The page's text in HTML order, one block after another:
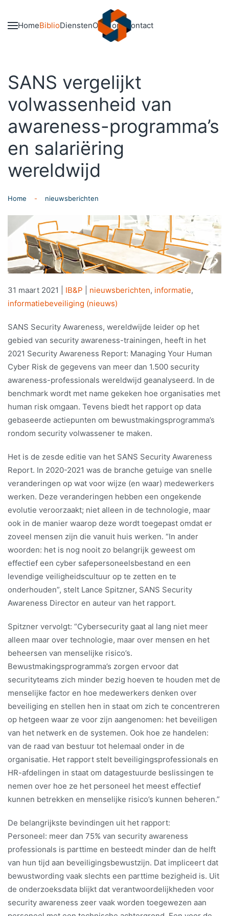
Skip to main content
HomeBiblioDienstenOver onsContact
SANS vergelijkt
volwassenheid van
awareness-programma’s
en salariëring
wereldwijd
Home nieuwsberichten
31 maart 2021 IB&P nieuwsberichten, informatie,
informatiebeveiliging (nieuws)
SANS Security Awareness, wereldwijde leider op het
gebied van security awareness-trainingen, heeft in het
2021 Security Awareness Report: Managing Your Human
Cyber Risk de gegevens van meer dan 1.500 security
awareness-professionals wereldwijd geanalyseerd. In de
benchmark wordt met name gekeken hoe organisaties met
human risk omgaan. Tevens biedt het rapport op data
gebaseerde actiepunten om bewustmakingsprogramma’s
rondom security volwassener te maken.
Het is de zesde editie van het SANS Security Awareness
Report. In 2020-2021 was de branche getuige van snelle
veranderingen op wat voor wijze (en waar) medewerkers
werken. Deze veranderingen hebben een ongekende
evolutie veroorzaakt; niet alleen in de technologie, maar
ook in de manier waarop deze wordt toegepast omdat er
zoveel mensen zijn die vanuit huis werken. “In ander
woorden: het is nog nooit zo belangrijk geweest om
effectief een cyber safepersoneelsbestand en een
levendige veiligheidscultuur op te zetten en te
onderhouden”, stelt Lance Spitzner, SANS Security
Awareness Director en auteur van het rapport.
Spitzner vervolgt: “Cybersecurity gaat al lang niet meer
alleen maar over technologie, maar over mensen en het
beheersen van menselijke risico’s.
Bewustmakingsprogramma’s zorgen ervoor dat
securityteams zich minder bezig hoeven te houden met de
menselijke factor en hoe medewerkers denken over
beveiliging en stellen hen in staat om zich te concentreren
op hetgeen waar ze voor zijn aangenomen: het beveiligen
van het netwerk en de systemen. Ook hoe ze handelen:
van de raad van bestuur tot helemaal onder in de
organisatie. Het rapport stelt beveiligingsprofessionals en
HR-afdelingen in staat om datagestuurde beslissingen te
nemen over hoe ze het personeel het meest effectief
kunnen betrekken en menselijke risico’s kunnen beheren.”
De belangrijkste bevindingen uit het rapport:
Personeel: meer dan 75% van security awareness
professionals is parttime en besteedt minder dan de helft
van hun tijd aan beveiligingsbewustzijn. Dat impliceert dat
bewustwording vaak slechts een parttime bezigheid is. Uit
de onderzoeksdata blijkt dat verantwoordelijkheden voor
security awareness zeer vaak worden toegewezen aan